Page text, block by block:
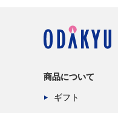
商品について
ギフト